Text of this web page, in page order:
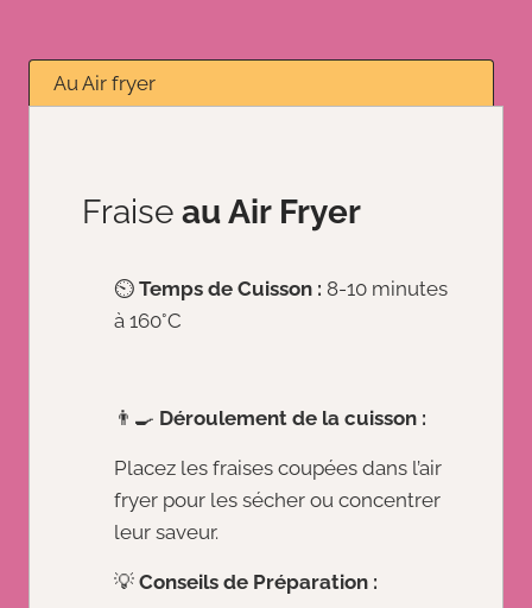
Au Air fryer
Fraise au Air Fryer
⏲️ Temps de Cuisson : 8-10 minutes
à 160°C
👨‍🍳 Déroulement de la cuisson :
Placez les fraises coupées dans l’air
fryer pour les sécher ou concentrer
leur saveur.
💡 Conseils de Préparation :